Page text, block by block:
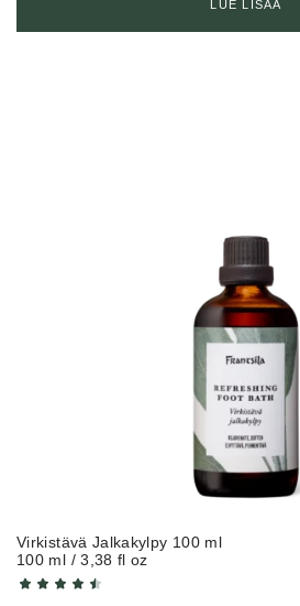
LUE LISÄÄ
Virkistävä Jalkakylpy 100 ml
100 ml / 3,38 fl oz